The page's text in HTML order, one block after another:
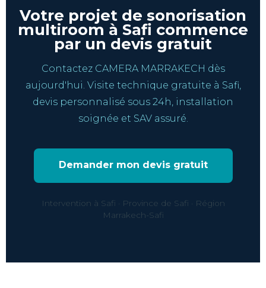
Votre projet de sonorisation
multiroom à Safi commence
par un devis gratuit
Contactez CAMERA MARRAKECH dès
aujourd'hui. Visite technique gratuite à Safi,
devis personnalisé sous 24h, installation
soignée et SAV assuré.
Demander mon devis gratuit
Intervention à Safi · Province de Safi · Région
Marrakech-Safi